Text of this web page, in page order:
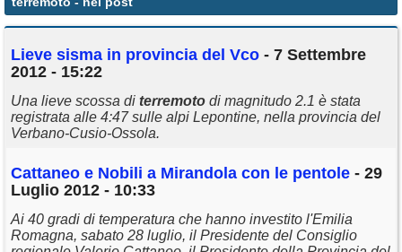
Annunci
Lieve sisma in provincia del Vco - 7 Settembre
2012 - 15:22
Una lieve scossa di terremoto di magnitudo 2.1 è stata
registrata alle 4:47 sulle alpi Lepontine, nella provincia del
Verbano-Cusio-Ossola.
Cattaneo e Nobili a Mirandola con le pentole - 29
Luglio 2012 - 10:33
Ai 40 gradi di temperatura che hanno investito l'Emilia
Romagna, sabato 28 luglio, il Presidente del Consiglio